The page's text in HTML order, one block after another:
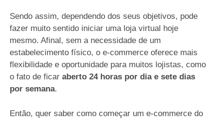
Sendo assim, dependendo dos seus objetivos, pode
fazer muito sentido iniciar uma loja virtual hoje
mesmo. Afinal, sem a necessidade de um
estabelecimento físico, o e-commerce oferece mais
flexibilidade e oportunidade para muitos lojistas, como
o fato de ficar aberto 24 horas por dia e sete dias
por semana.
Então, quer saber como começar um e-commerce do